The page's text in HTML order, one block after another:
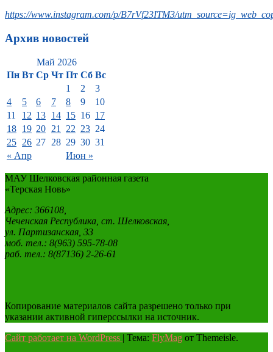
https://www.instagram.com/p/B7rVf23ITM3/
Архив новостей
Май 2026
Пн Вт Ср Чт Пт Сб Вс
« Апр Июн »
1 2
3
4
5 6 7 8 9
10
11
12 13 14 15 16 17
18 19 20 21 22 23 24
25 26 27 28 29 30 31
МАУ Шелковская районная газета
«Терская Новь»
Адрес: 366108,
Чеченская Республика, ст. Шелковская,
ул. Партизанская, 33
моб. тел.: 8(963) 595-78-08
раб. тел.: 8(87136) 2-26-61
Копирование материалов сайта разрешено только при
указании активной гиперссылки на источник.
Сайт работает на WordPress | Тема: FlyMag от Themeisle.